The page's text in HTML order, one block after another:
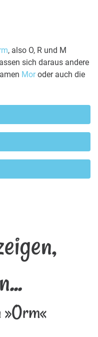
, also O, R und M
sich daraus andere
Moroder auch die